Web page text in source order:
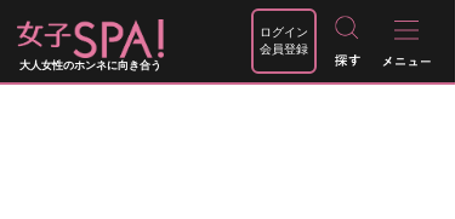
大人女性のホンネに向き合う
ログイン
会員登録